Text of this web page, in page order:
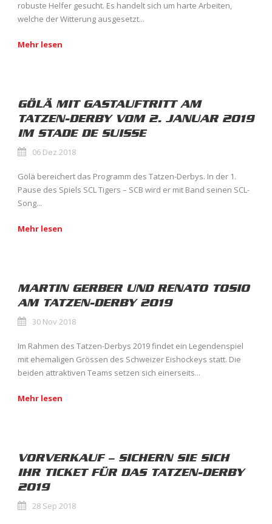
robuste Helfer gesucht. Es handelt sich um harte Arbeiten,
welche der Witterung ausgesetzt...
Mehr lesen
GÖLÄ MIT GASTAUFTRITT AM
TATZEN-DERBY VOM 2. JANUAR 2019
IM STADE DE SUISSE
06 Dez 2018
Gölä bereichert das Programm des Tatzen-Derbys. In der 1.
Pause des Spiels SCL Tigers – SCB wird er mit Band seinen SCL-
Song...
Mehr lesen
MARTIN GERBER UND RENATO TOSIO
AM TATZEN-DERBY 2019
30 Nov 2018
Im Rahmen des Tatzen-Derbys 2019 findet ein Legendenspiel
mit ehemaligen Grössen des Schweizer Eishockeys statt. Die
beiden attraktiven Teams setzen sich einerseits...
Mehr lesen
VORVERKAUF – SICHERN SIE SICH
IHR TICKET FÜR DAS TATZEN-DERBY
2019
28 Sep 2018